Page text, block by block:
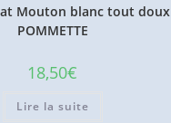
Mouton blanc tout doux
POMMETTE
18,50€
Lire la suite